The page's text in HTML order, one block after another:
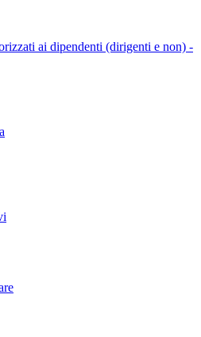
ai dipendenti (dirigenti e non) -